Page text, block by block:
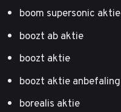
boom supersonic aktie
boozt ab aktie
boozt aktie
boozt aktie anbefaling
borealis aktie